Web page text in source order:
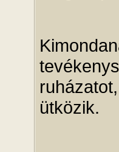
ütközik.